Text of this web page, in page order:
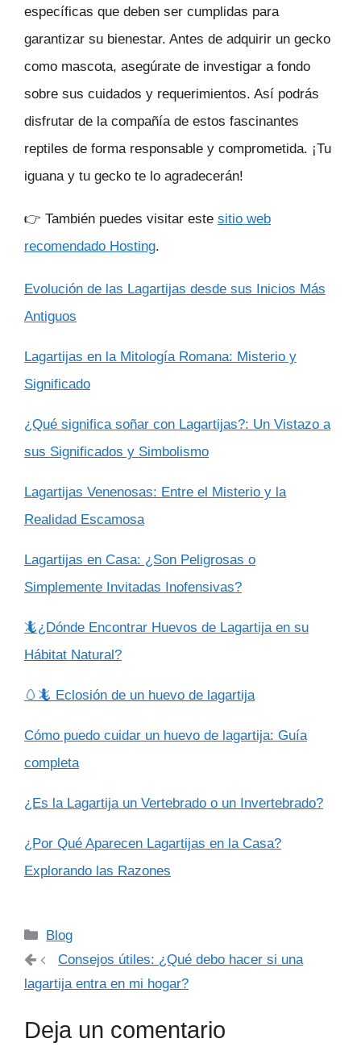
específicas que deben ser cumplidas para
garantizar su bienestar. Antes de adquirir un gecko
como mascota, asegúrate de investigar a fondo
sobre sus cuidados y requerimientos. Así podrás
disfrutar de la compañía de estos fascinantes
reptiles de forma responsable y comprometida. ¡Tu
iguana y tu gecko te lo agradecerán!
👉 También puedes visitar este sitio web
recomendado Hosting.
Evolución de las Lagartijas desde sus Inicios Más
Antiguos
Lagartijas en la Mitología Romana: Misterio y
Significado
¿Qué significa soñar con Lagartijas?: Un Vistazo a
sus Significados y Simbolismo
Lagartijas Venenosas: Entre el Misterio y la
Realidad Escamosa
Lagartijas en Casa: ¿Son Peligrosas o
Simplemente Invitadas Inofensivas?
🦎¿Dónde Encontrar Huevos de Lagartija en su
Hábitat Natural?
🥚🦎 Eclosión de un huevo de lagartija
Cómo puedo cuidar un huevo de lagartija: Guía
completa
¿Es la Lagartija un Vertebrado o un Invertebrado?
¿Por Qué Aparecen Lagartijas en la Casa?
Explorando las Razones
Categorías
Blog
Consejos útiles: ¿Qué debo hacer si una
lagartija entra en mi hogar?
Deja un comentario